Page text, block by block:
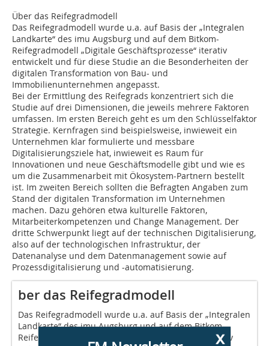
Über das Reifegradmodell
Das Reifegradmodell wurde u.a. auf Basis der „Integralen
Landkarte“ des imu Augsburg und auf dem Bitkom-
Reifegradmodell „Digitale Geschäftsprozesse“ iterativ
entwickelt und für diese Studie an die Besonderheiten der
digitalen Transformation von Bau- und
Immobilienunternehmen angepasst.
Bei der Ermittlung des Reifegrads konzentriert sich die
Studie auf drei Dimensionen, die jeweils mehrere Faktoren
umfassen. Im ersten Bereich geht es um den Schlüsselfaktor
Strategie. Kernfragen sind beispielsweise, inwieweit ein
Unternehmen klar formulierte und messbare
Digitalisierungsziele hat, inwieweit es Raum für
Innovationen und neue Geschäftsmodelle gibt und wie es
um die Zusammenarbeit mit Ökosystem-Partnern bestellt
ist. Im zweiten Bereich sollten die Befragten Angaben zum
Stand der digitalen Transformation im Unternehmen
machen. Dazu gehören etwa kulturelle Faktoren,
Mitarbeiterkompetenzen und Change Management. Der
dritte Schwerpunkt liegt auf der technischen Digitalisierung,
also auf der technologischen Infrastruktur, der
Datenanalyse und dem Datenmanagement sowie auf
Prozessdigitalisierung und -automatisierung.
ber das Reifegradmodell
Das Reifegradmodell wurde u.a. auf Basis der „Integralen
Landkarte“ des imu Augsburg und auf dem Bitkom-
Reifegradmodell „Digitale Geschäftsprozesse“ iterativ
x